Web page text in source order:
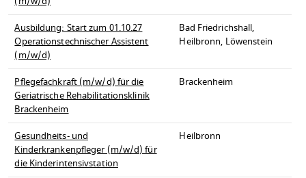
Ausbildung: Start zum 01.10.27
Operationstechnischer Assistent
(m/w/d)
Bad Friedrichshall,
Heilbronn, Löwenstein
Pflegefachkraft (m/w/d) für die
Geriatrische Rehabilitationsklinik
Brackenheim
Brackenheim
Gesundheits- und
Kinderkrankenpfleger (m/w/d) für
die Kinderintensivstation
Heilbronn